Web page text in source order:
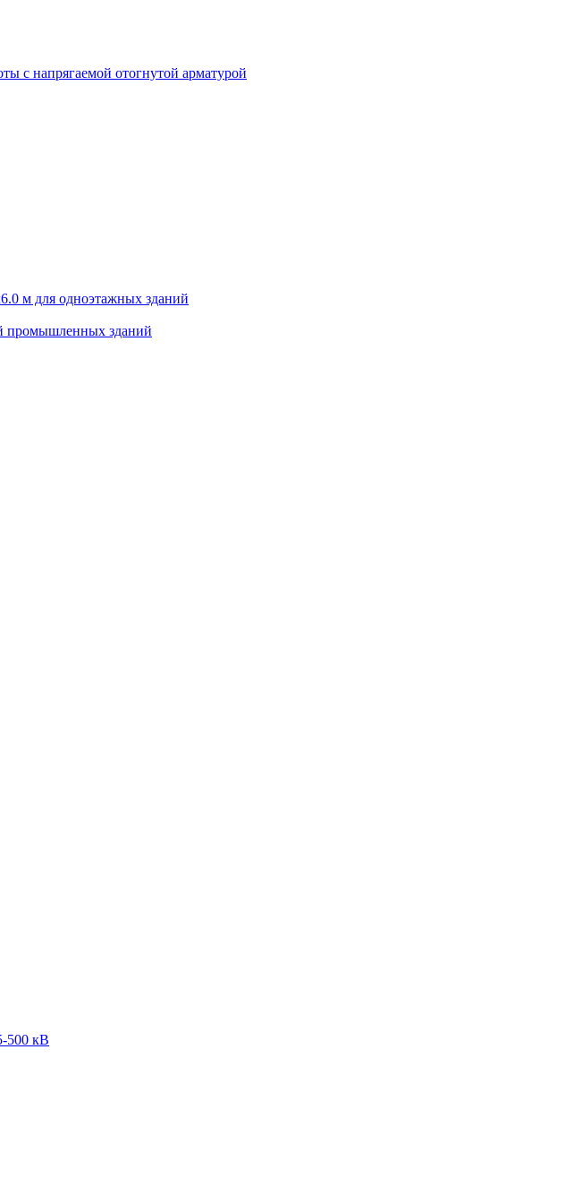
с напрягаемой отогнутой арматурой
м для одноэтажных зданий
промышленных зданий
500 кВ